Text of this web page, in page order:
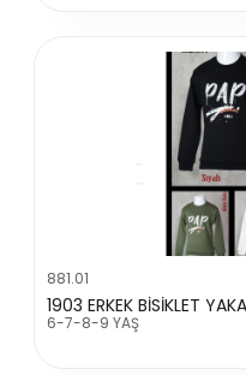
881.01
1903 ERKEK BİSİKLET
6-7-8-9 YAŞ